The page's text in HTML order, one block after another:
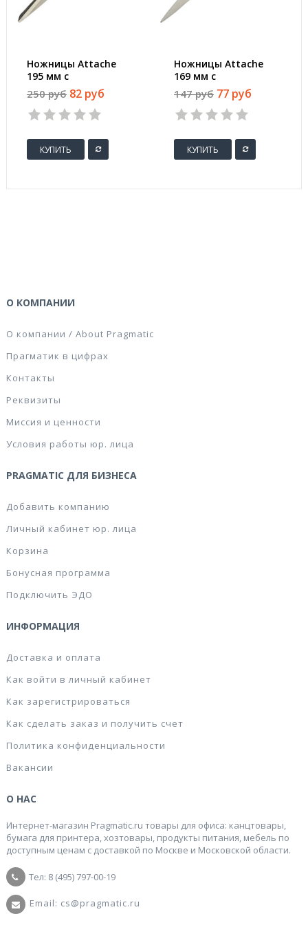
Ножницы Attache
195 мм с
пластиковыми
прорезиненными
анатомическими
бирюзового/черного
цвета
250 руб 82 руб
КУПИТЬ
Ножницы Attache
169 мм с
пластиковыми
симметричными
эллиптическими
цвета
147 руб 77 руб
КУПИТЬ
О КОМПАНИИ
О компании / About Pragmatic
Прагматик в цифрах
Контакты
Реквизиты
Миссия и ценности
Условия работы юр. лица
PRAGMATIC ДЛЯ БИЗНЕСА
Добавить компанию
Личный кабинет юр. лица
Корзина
Бонусная программа
Подключить ЭДО
ИНФОРМАЦИЯ
Доставка и оплата
Как войти в личный кабинет
Как зарегистрироваться
Как сделать заказ и получить счет
Политика конфиденциальности
Вакансии
О НАС
Интернет-магазин Pragmatic.ru товары для офиса: канцтовары,
бумага для принтера, хозтовары, продукты питания, мебель по
доступным ценам с доставкой по Москве и Московской области.
Тел: 8 (495) 797-00-19
Email: cs@pragmatic.ru